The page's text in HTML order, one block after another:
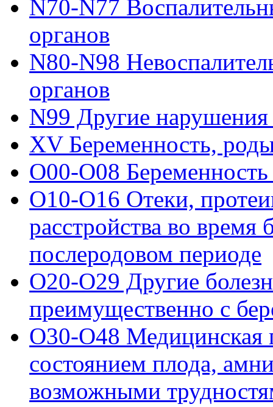
N70-N77
органов
N80-N98
органов
N99 Другие
XV Беременность,
O00-O08
O10-O16 Отеки,
расстройства во время
послеродовом периоде
O20-O29 Другие
преимущественно с
O30-O48 Медицинская
состоянием плода,
возможными